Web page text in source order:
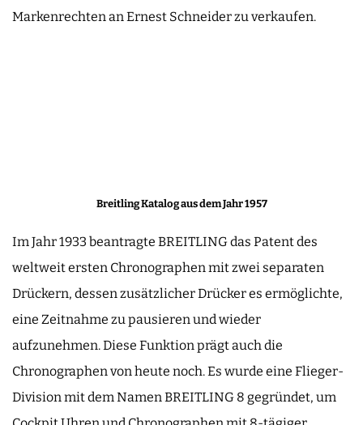
Markenrechten an Ernest Schneider zu verkaufen.
Breitling Katalog aus dem Jahr 1957
Im Jahr 1933 beantragte BREITLING das Patent des
weltweit ersten Chronographen mit zwei separaten
Drückern, dessen zusätzlicher Drücker es ermöglichte,
eine Zeitnahme zu pausieren und wieder
aufzunehmen. Diese Funktion prägt auch die
Chronographen von heute noch. Es wurde eine Flieger-
Division mit dem Namen BREITLING 8 gegründet, um